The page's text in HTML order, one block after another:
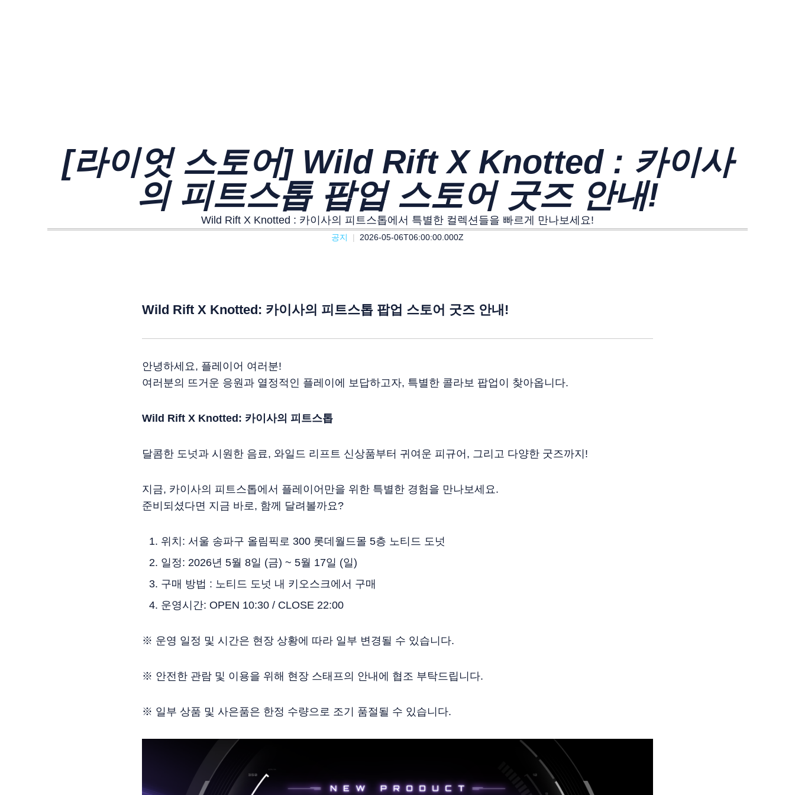
[라이엇 스토어] Wild Rift X Knotted : 카이사
의 피트스톱 팝업 스토어 굿즈 안내!
Wild Rift X Knotted : 카이사의 피트스톱에서 특별한 컬렉션들을 빠르게 만나보세요!
공지 2026-05-06T06:00:00.000Z
Wild Rift X Knotted: 카이사의 피트스톱 팝업 스토어 굿즈 안내!
안녕하세요, 플레이어 여러분!
여러분의 뜨거운 응원과 열정적인 플레이에 보답하고자, 특별한 콜라보 팝업이 찾아옵니다.
Wild Rift X Knotted: 카이사의 피트스톱
달콤한 도넛과 시원한 음료, 와일드 리프트 신상품부터 귀여운 피규어, 그리고 다양한 굿즈까지!
지금, 카이사의 피트스톱에서 플레이어만을 위한 특별한 경험을 만나보세요.
준비되셨다면 지금 바로, 함께 달려볼까요?
위치: 서울 송파구 올림픽로 300 롯데월드몰 5층 노티드 도넛
일정: 2026년 5월 8일 (금) ~ 5월 17일 (일)
구매 방법 : 노티드 도넛 내 키오스크에서 구매
운영시간: OPEN 10:30 / CLOSE 22:00
※ 운영 일정 및 시간은 현장 상황에 따라 일부 변경될 수 있습니다.
※ 안전한 관람 및 이용을 위해 현장 스태프의 안내에 협조 부탁드립니다.
※ 일부 상품 및 사은품은 한정 수량으로 조기 품절될 수 있습니다.